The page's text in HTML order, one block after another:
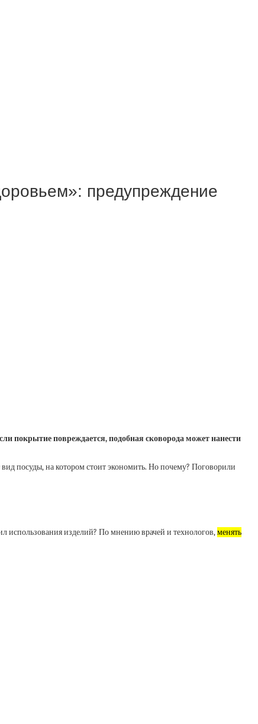
предупреждение
покрытие повреждается, подобная сковорода может нанести
посуды, на котором стоит экономить. Но почему? Поговорили
использования изделий? По мнению врачей и технологов,менять